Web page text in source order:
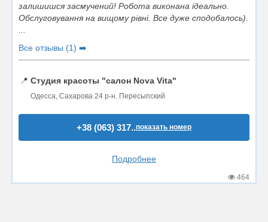
залишишся засмучений! Робота виконана ідеально.
Обслуговування на вищому рівні. Все дуже сподобалось).
Все отзывы (1) ➡️
📍 Студия красоты "салон Nova Vita"
Одесса, Сахарова 24 р-н. Пересыпский
+38 (063) 317..показать номер
Подробнее
464